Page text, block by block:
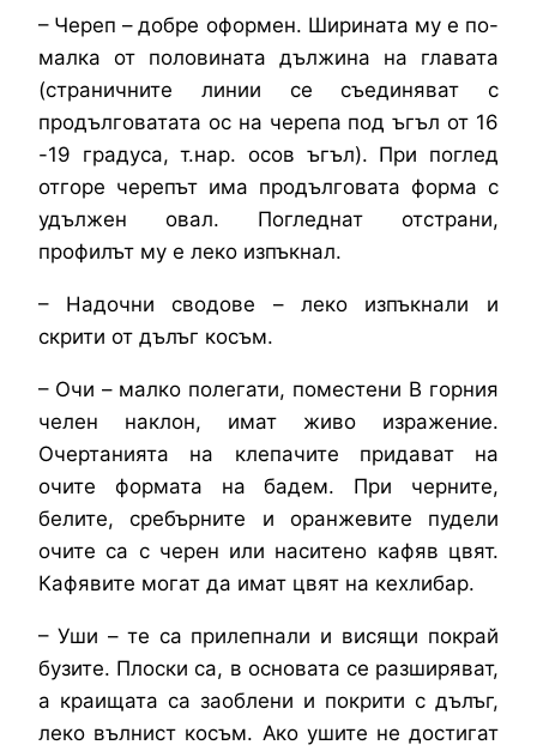
– Череп – добре оформен. Ширината му е по-
малка от половината дължина на главата
(страничните линии се съединяват с
продълговатата ос на черепа под ъгъл от 16
-19 градуса, т.нар. осов ъгъл). При поглед
отгоре черепът има продълговата форма с
удължен овал. Погледнат отстрани,
профилът му е леко изпъкнал.
– Надочни сводове – леко изпъкнали и
скрити от дълъг косъм.
– Очи – малко полегати, поместени В горния
челен наклон, имат живо изражение.
Очертанията на клепачите придават на
очите формата на бадем. При черните,
белите, сребърните и оранжевите пудели
очите са с черен или наситено кафяв цвят.
Кафявите могат да имат цвят на кехлибар.
– Уши – те са прилепнали и висящи покрай
бузите. Плоски са, в основата се разширяват,
а краищата са заоблени и покрити с дълъг,
леко вълнист косъм. Ако ушите не достигат